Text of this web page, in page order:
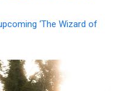
‘The Wizard of